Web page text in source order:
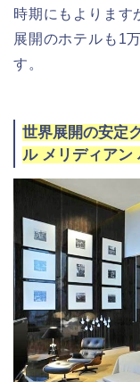
時期にもよります
展開のホテルも1
す。
世界展開の安定
ル メリディア